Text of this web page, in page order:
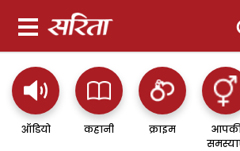
ऑडियो कहानी क्राइम